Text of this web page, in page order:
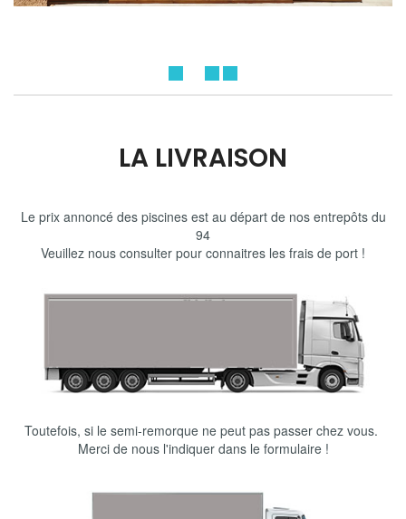
LA LIVRAISON
Le prix annoncé des piscines est au départ de nos entrepôts du
94
Veuillez nous consulter pour connaitres les frais de port !
Toutefois, si le semi-remorque ne peut pas passer chez vous.
Merci de nous l'indiquer dans le formulaire !